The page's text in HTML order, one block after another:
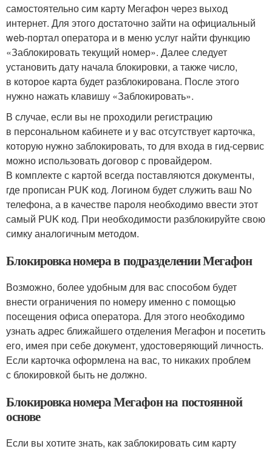
самостоятельно сим карту Мегафон через выход
интернет. Для этого достаточно зайти на официальный
web-портал оператора и в меню услуг найти функцию
«Заблокировать текущий номер». Далее следует
установить дату начала блокировки, а также число,
в которое карта будет разблокирована. После этого
нужно нажать клавишу «Заблокировать».
В случае, если вы не проходили регистрацию
в персональном кабинете и у вас отсутствует карточка,
которую нужно заблокировать, то для входа в гид-сервис
можно использовать договор с провайдером.
В комплекте с картой всегда поставляются документы,
где прописан PUK код. Логином будет служить ваш No
телефона, а в качестве пароля необходимо ввести этот
самый PUK код. При необходимости разблокируйте свою
симку аналогичным методом.
Блокировка номера в подразделении Мегафон
Возможно, более удобным для вас способом будет
внести ограничения по номеру именно с помощью
посещения офиса оператора. Для этого необходимо
узнать адрес ближайшего отделения Мегафон и посетить
его, имея при себе документ, удостоверяющий личность.
Если карточка оформлена на вас, то никаких проблем
с блокировкой быть не должно.
Блокировка номера Мегафон на постоянной
основе
Если вы хотите знать, как заблокировать сим карту